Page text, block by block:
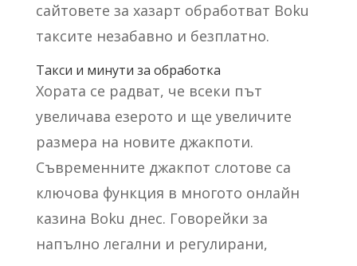
сайтовете за хазарт обработват Boku
таксите незабавно и безплатно.
Такси и минути за обработка
Хората се радват, че всеки път
увеличава езерото и ще увеличите
размера на новите джакпоти.
Съвременните джакпот слотове са
ключова функция в многото онлайн
казина Boku днес. Говорейки за
напълно легални и регулирани,